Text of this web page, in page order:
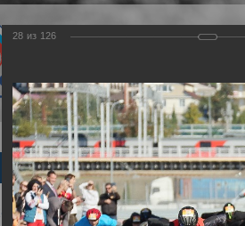
Версия для
Команда Новости
Sport Wheelchair Half
28 из 126